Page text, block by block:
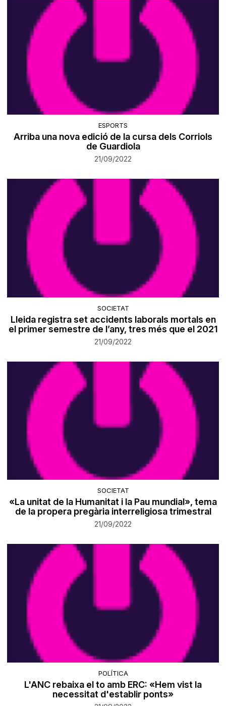
ESPORTS
Arriba una nova edició de la cursa dels Corriols
de Guardiola
21/09/2022
SOCIETAT
Lleida registra set accidents laborals mortals en
el primer semestre de l’any, tres més que el 2021
21/09/2022
SOCIETAT
«La unitat de la Humanitat i la Pau mundial», tema
de la propera pregària interreligiosa trimestral
21/09/2022
POLÍTICA
L'ANC rebaixa el to amb ERC: «Hem vist la
necessitat d'establir ponts»